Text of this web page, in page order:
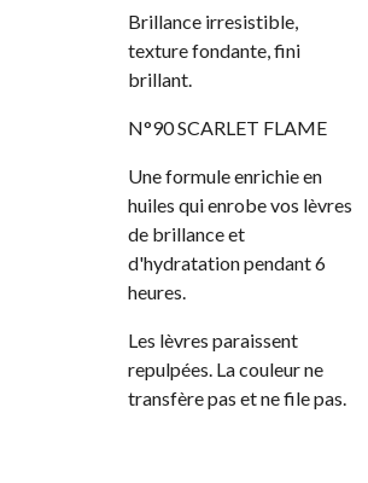
Brillance irresistible,
texture fondante, fini
brillant.
N°90 SCARLET FLAME
Une formule enrichie en
huiles qui enrobe vos lèvres
de brillance et
d'hydratation pendant 6
heures.
Les lèvres paraissent
repulpées. La couleur ne
transfère pas et ne file pas.